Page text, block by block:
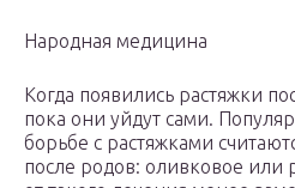
Народная медицина
Когда появились растяжки
пока они уйдут сами.
борьбе с растяжками
после родов: оливковое или